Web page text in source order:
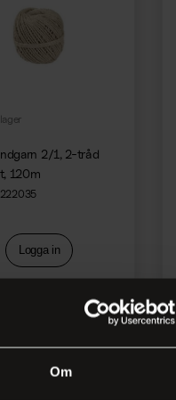
Om
2/1, 2-tråd
120m
Logga in